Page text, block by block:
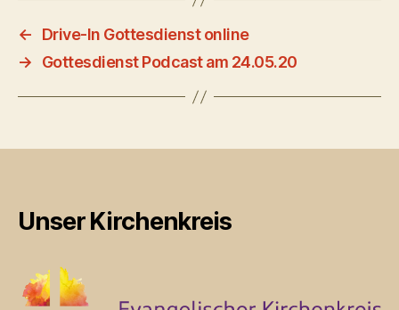
←
Drive-In Gottesdienst online
→
Gottesdienst Podcast am 24.05.20
Unser Kirchenkreis